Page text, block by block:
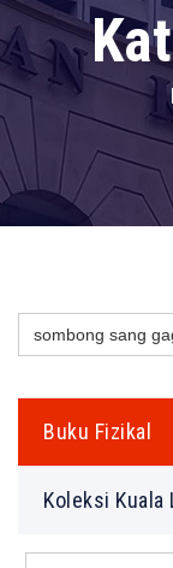
Search
for:
Buku Fizikal
Koleksi Kuala